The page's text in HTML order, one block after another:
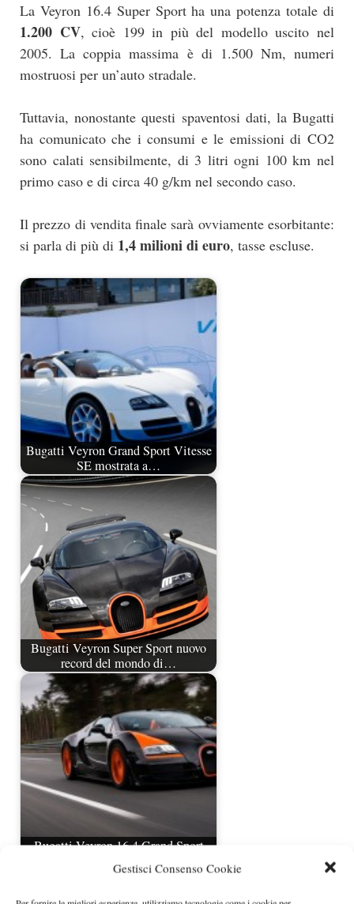
Gestisci Consenso Cookie
La Veyron 16.4 Super Sport ha una potenza totale di
1.200 CV, cioè 199 in più del modello uscito nel
2005. La coppia massima è di 1.500 Nm, numeri
mostruosi per un’auto stradale.
Tuttavia, nonostante questi spaventosi dati, la Bugatti
ha comunicato che i consumi e le emissioni di CO2
sono calati sensibilmente, di 3 litri ogni 100 km nel
primo caso e di circa 40 g/km nel secondo caso.
Il prezzo di vendita finale sarà ovviamente esorbitante:
si parla di più di 1,4 milioni di euro, tasse escluse.
Bugatti Veyron Grand Sport Vitesse
SE mostrata a…
Bugatti Veyron Super Sport nuovo
record del mondo di…
Bugatti Veyron 16.4 Grand Sport
Vitesse WRC Edition